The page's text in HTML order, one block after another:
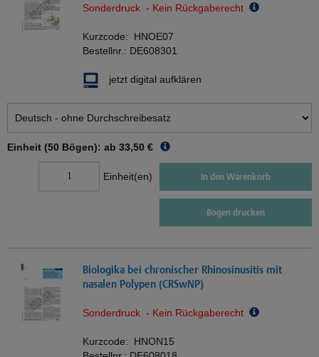
Sonderdruck - Kein Rückgaberecht
Kurzcode: HNOE07
Bestellnr.: DE608301
jetzt digital aufklären
Einheit (50 Bögen): ab 33,50 €
Einheit(en) In den Warenkorb
Bogen drucken
Biologika bei chronischer Rhinosinusitis mit
nasalen Polypen (CRSwNP)
Sonderdruck - Kein Rückgaberecht
Kurzcode: HNON15